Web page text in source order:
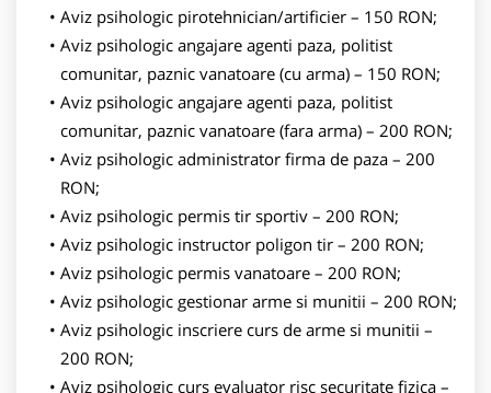
Aviz psihologic pirotehnician/artificier – 150 RON;
Aviz psihologic angajare agenti paza, politist
comunitar, paznic vanatoare (cu arma) – 150 RON;
Aviz psihologic angajare agenti paza, politist
comunitar, paznic vanatoare (fara arma) – 200 RON;
Aviz psihologic administrator firma de paza – 200
RON;
Aviz psihologic permis tir sportiv – 200 RON;
Aviz psihologic instructor poligon tir – 200 RON;
Aviz psihologic permis vanatoare – 200 RON;
Aviz psihologic gestionar arme si munitii – 200 RON;
Aviz psihologic inscriere curs de arme si munitii –
200 RON;
Aviz psihologic curs evaluator risc securitate fizica –